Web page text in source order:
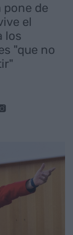
pone de
el
los
"que no